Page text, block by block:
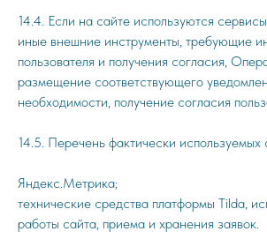
14.4. Если на сайте используются
иные внешние инструменты, требующие
пользователя и получения согласия,
размещение соответствующего
необходимости, получение согласия
14.5. Перечень фактически используемых
Яндекс.Метрика;
технические средства платформы Tilda,
работы сайта, приема и хранения заявок.